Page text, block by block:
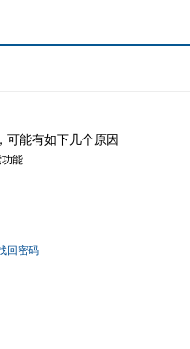
可能有如下几个原因
能
回密码